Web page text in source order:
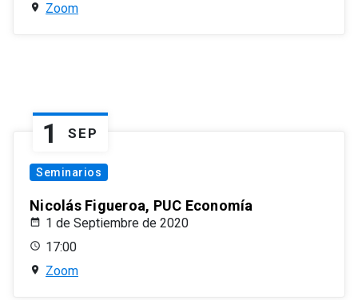
Zoom
1 SEP
Seminarios
Nicolás Figueroa, PUC Economía
1 de Septiembre de 2020
17:00
Zoom